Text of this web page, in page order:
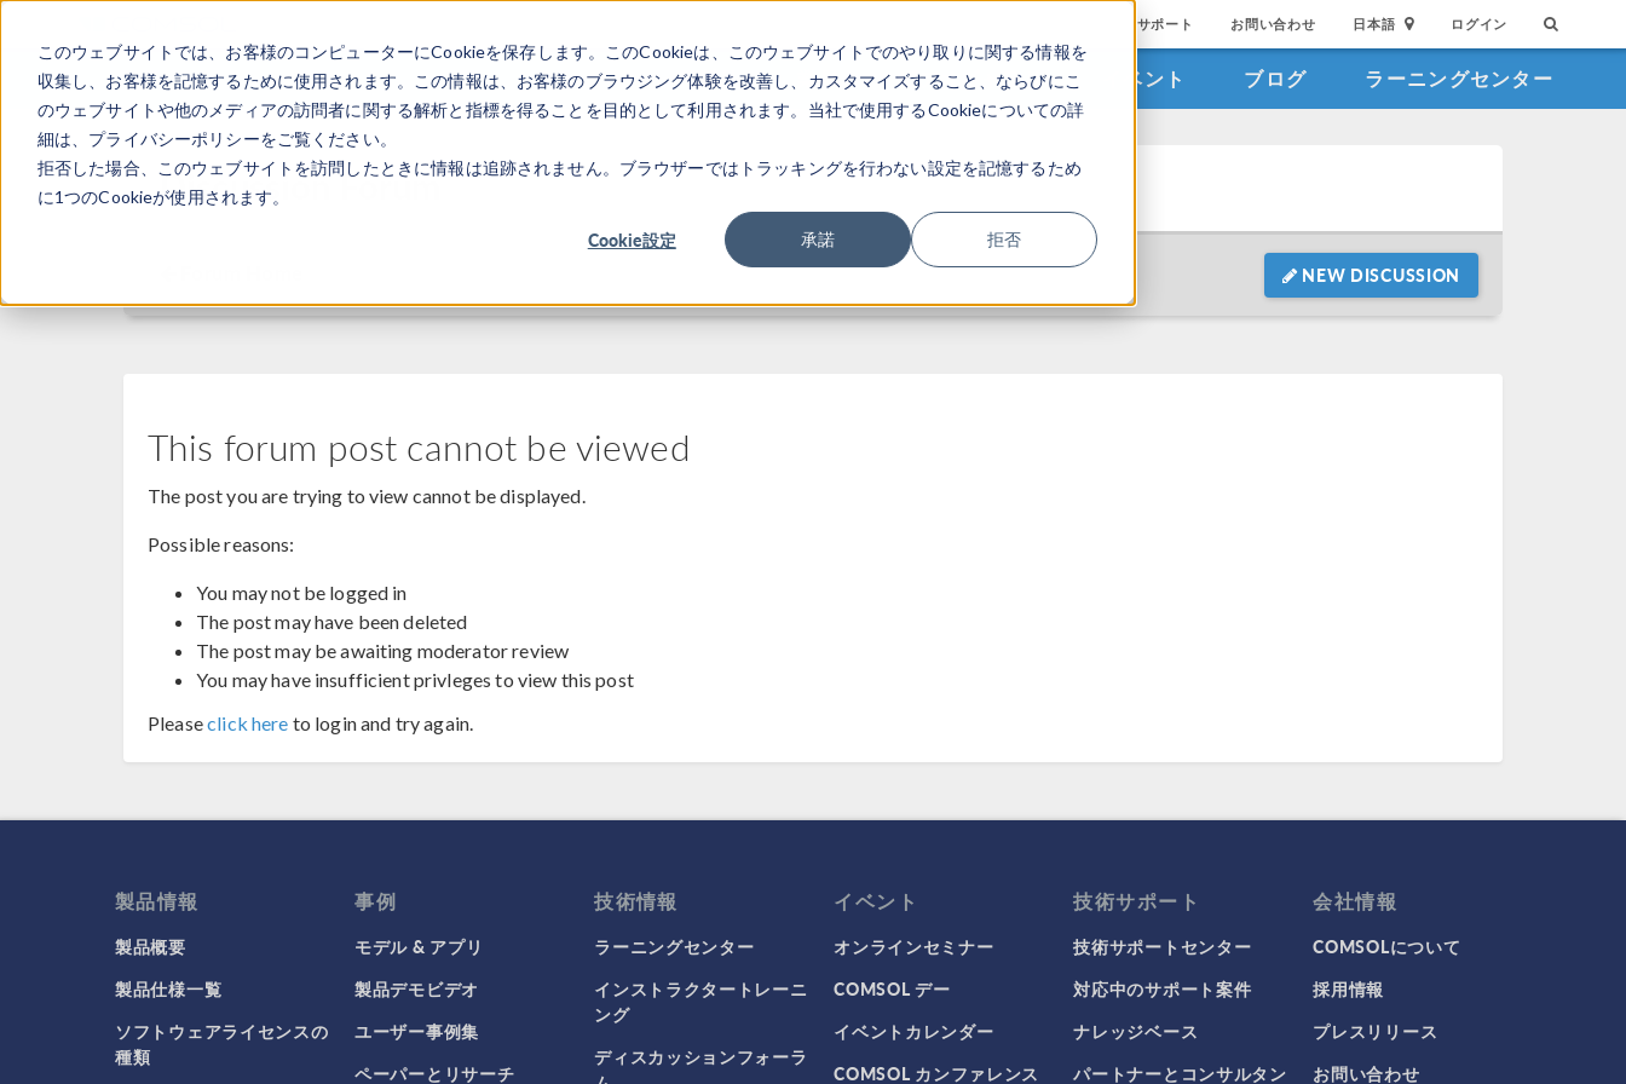
このウェブサイトでは、お客様のコンピューターにCookieを保存します。このCookieは、このウェブサイトでのやり取りに関する情報を
収集し、お客様を記憶するために使用されます。この情報は、お客様のブラウジング体験を改善し、カスタマイズすること、ならびにこ
のウェブサイトや他のメディアの訪問者に関する解析と指標を得ることを目的として利用されます。当社で使用するCookieについての詳
細は、プライバシーポリシーをご覧ください。
拒否した場合、このウェブサイトを訪問したときに情報は追跡されません。ブラウザーではトラッキングを行わない設定を記憶するため
に1つのCookieが使用されます。
Cookie設定 承諾 拒否
サポート お問い合わせ 日本語 ログイン
製品 業界 ビデオギャラリ イベント ブログ ラーニングセンター
Discussion Forum
NEW DISCUSSION
This forum post cannot be viewed
The post you are trying to view cannot be displayed.
Possible reasons:
You may not be logged in
The post may have been deleted
The post may be awaiting moderator review
You may have insufficient privleges to view this post
Pleaseclick here to login and try again.
製品情報
製品概要
製品仕様一覧
ソフトウェアライセンスの
種類
事例
モデル & アプリ
製品デモビデオ
ユーザー事例集
ペーパーとリサーチ
技術情報
ラーニングセンター
インストラクタートレーニ
ング
ディスカッションフォーラ
イベント
オンラインセミナー
COMSOL デー
イベントカレンダー
COMSOL カンファレンス
技術サポート
技術サポートセンター
対応中のサポート案件
ナレッジベース
パートナーとコンサルタン
会社情報
COMSOLについて
採用情報
プレスリリース
お問い合わせ